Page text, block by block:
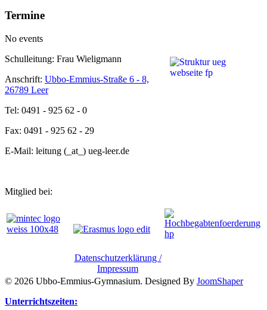
Termine
No events
Schulleitung: Frau Wieligmann
Anschrift: Ubbo-Emmius-Straße 6 - 8,
26789 Leer
Tel: 0491 - 925 62 - 0
Fax: 0491 - 925 62 - 29
E-Mail: leitung (_at_) ueg-leer.de
Mitglied bei:
Datenschutzerklärung /
Impressum
© 2026 Ubbo-Emmius-Gymnasium. Designed By JoomShaper
Unterrichtszeiten: